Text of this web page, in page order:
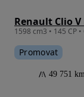
Renault Clio V
Promovat
49 751